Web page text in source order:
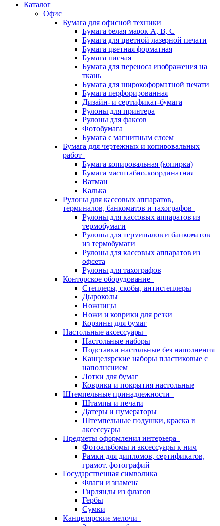
Каталог
Офис
Бумага для офисной техники
Бумага белая марок А, В, С
Бумага для цветной лазерной печати
Бумага цветная форматная
Бумага писчая
Бумага для переноса изображения на
ткань
Бумага для широкоформатной печати
Бумага перфорированная
Дизайн- и сертификат-бумага
Рулоны для принтера
Рулоны для факсов
Фотобумага
Бумага с магнитным слоем
Бумага для чертежных и копировальных
работ
Бумага копировальная (копирка)
Бумага масштабно-координатная
Ватман
Калька
Рулоны для кассовых аппаратов,
терминалов, банкоматов и тахографов
Рулоны для кассовых аппаратов из
термобумаги
Рулоны для терминалов и банкоматов
из термобумаги
Рулоны для кассовых аппаратов из
офсета
Рулоны для тахографов
Конторское оборудование
Степлеры, скобы, антистеплеры
Дыроколы
Ножницы
Ножи и коврики для резки
Корзины для бумаг
Настольные аксессуары
Настольные наборы
Подставки настольные без наполнения
Канцелярские наборы пластиковые с
наполнением
Лотки для бумаг
Коврики и покрытия настольные
Штемпельные принадлежности
Штампы и печати
Датеры и нумераторы
Штемпельные подушки, краска и
аксессуары
Предметы оформления интерьера
Фотоальбомы и аксессуары к ним
Рамки для дипломов, сертификатов,
грамот, фотографий
Государственная символика
Флаги и знамена
Гирлянды из флагов
Гербы
Сумки
Канцелярские мелочи